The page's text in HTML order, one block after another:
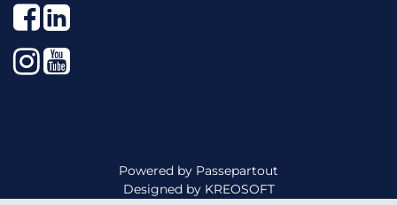
Facebook
LinkedIn
Instagram
YouTube
Powered by Passepartout
Designed by KREOSOFT